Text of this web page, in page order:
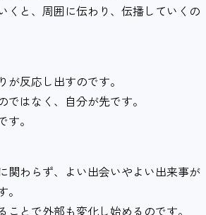
くと、周囲に伝わり、伝播していくの
が反応し出すのです。
はなく、自分が先です。
。
関わらず、よい出会いやよい出来事が
ことで外部も変化し始めるのです。